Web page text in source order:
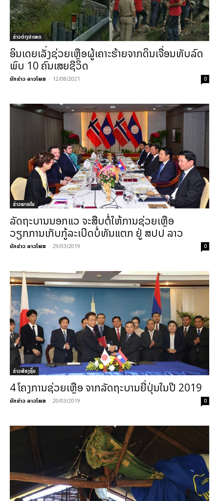
ຂ່າວຕ່າງປະເທດ
ອິນເດຍເລັ່ງຊ່ວຍເຫຼືອຜູ້ເຄາະຮ້າຍຈາກດິນເຈື່ອນທັບລົດ
ພົບ 10 ຄົນເສຍຊີວິດ
ນັກຂ່າວ ລາວໂພສ - 12/08/2021 0
ຂ່າວພາຍ​ໃນ
ລັດຖະບານນອກ​ແວ ຈະສືບຕໍ່ໃຫ້​ການ​ຊ່ວຍ​ເຫຼືອ
ວຽກການເກັບ​ກູ້​ລະ​ເບີດ​ບໍ່​ທັນ​ແຕກ ຢູ່ ສປປ ລາວ
ນັກຂ່າວ ລາວໂພສ - 29/03/2019 0
ຂ່າວທ້ອງຖິ່ນ
4 ໂຄງການຊ່ວຍເຫຼືອ ຈາກລັດຖະບານຍີ່ປຸ່ນ​ໃນ​ປີ 2019
ນັກຂ່າວ ລາວໂພສ - 20/03/2019 0